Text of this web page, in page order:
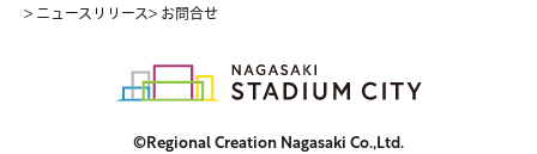
> ニュースリリース> お問合せ
©Regional Creation Nagasaki Co.,Ltd.